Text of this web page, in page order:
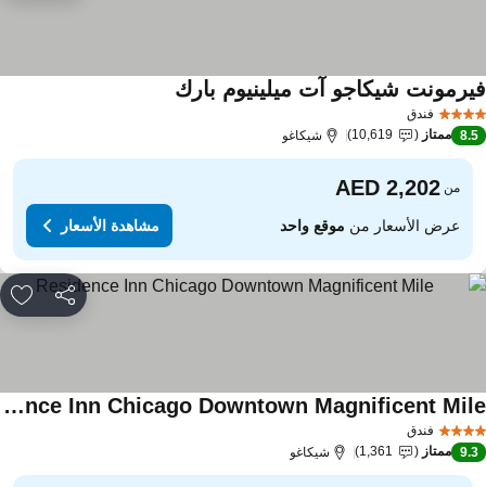
فندق
شيكاجو آت ميلينيوم بارك
8.5 ممتاز 10,619 شيكاغو
من
عرض الأسعار منموقع واحد مشاهدة الأسعار
مشاركة
فندق
Residence Inn Chicago Downtown Magnificent Mile
9.3 ممتاز 1,361 شيكاغو